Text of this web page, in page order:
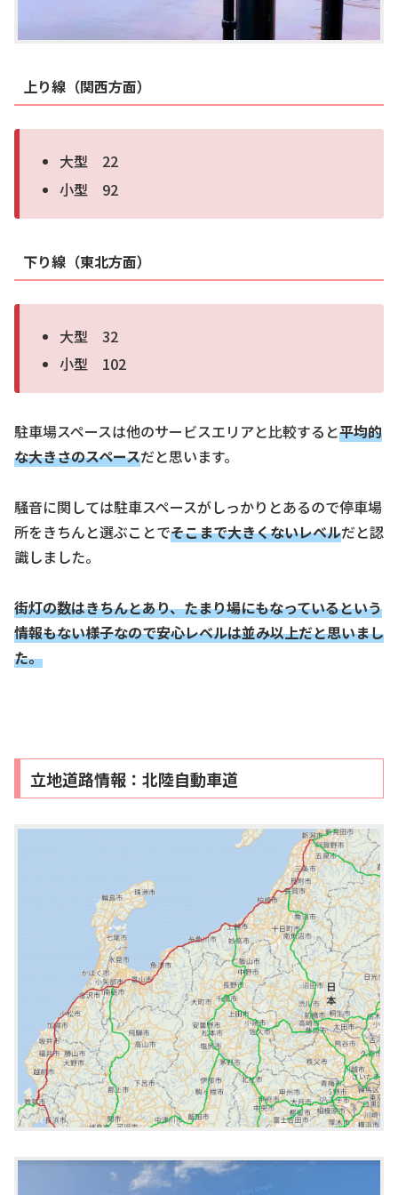
上り線（関西方面）
大型 22
小型 92
下り線（東北方面）
大型 32
小型 102
駐車場スペースは他のサービスエリアと比較すると平均的
な大きさのスペースだと思います。
騒音に関しては駐車スペースがしっかりとあるので停車場
所をきちんと選ぶことでそこまで大きくないレベルだと認
識しました。
街灯の数はきちんとあり、たまり場にもなっているという
情報もない様子なので安心レベルは並み以上だと思いまし
た。
立地道路情報：北陸自動車道